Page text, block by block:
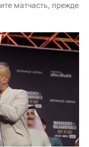
матчасть, прежде